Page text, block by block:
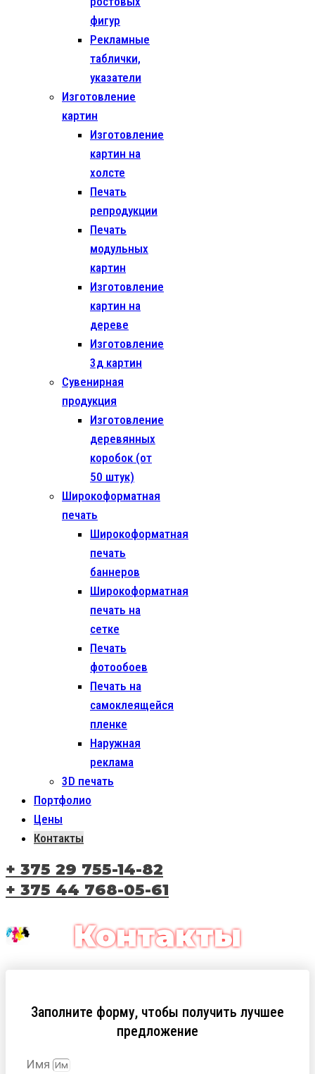
фигур
Рекламные
таблички,
указатели
Изготовление
картин
Изготовление
картин на
холсте
Печать
репродукции
Печать
модульных
картин
Изготовление
картин на
дереве
Изготовление
3д картин
Сувенирная
продукция
Изготовление
деревянных
коробок (от
50 штук)
Широкоформатная
печать
Широкоформатная
печать
баннеров
Широкоформатная
печать на
сетке
Печать
фотообоев
Печать на
самоклеящейся
пленке
Наружная
реклама
3D печать
Портфолио
Цены
Контакты
+ 375 29 755-14-82
+ 375 44 768-05-61
Контакты
Заполните форму, чтобы получить лучшее
предложение
Имя